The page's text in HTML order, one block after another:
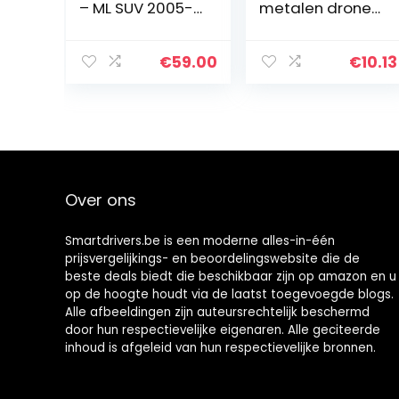
– ML SUV 2005-
Scarf Ceiling
€59.00
metalen drone
Upgrade
€10.13
Over ons
Smartdrivers.be is een moderne alles-in-één
prijsvergelijkings- en beoordelingswebsite die de
beste deals biedt die beschikbaar zijn op amazon en u
op de hoogte houdt via de laatst toegevoegde blogs.
Alle afbeeldingen zijn auteursrechtelijk beschermd
door hun respectievelijke eigenaren. Alle geciteerde
inhoud is afgeleid van hun respectievelijke bronnen.